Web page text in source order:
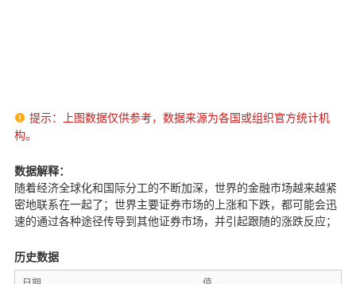
 提示：上图数据仅供参考，数据来源为各国或组织官方统计机
构。
数据解释：
随着经济全球化和国际分工的不断加深，世界的金融市场越来越紧
密地联系在一起了；世界主要证券市场的上涨和下跌，都可能会迅
速的通过各种途径传导到其他证券市场，并引起跟随的涨跌反应；
历史数据